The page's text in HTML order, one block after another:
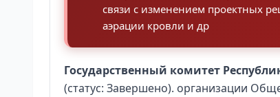
связи с изменением проектных
аэрации кровли и др
Государственный комитет
(статус: Завершено). организации